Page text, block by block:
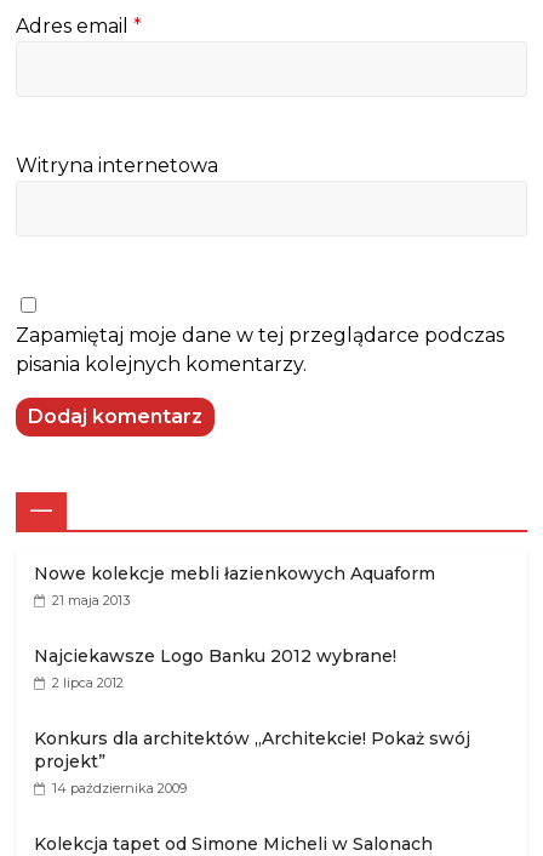
Adres email*
Witryna internetowa
Zapamiętaj moje dane w tej przeglądarce podczas
pisania kolejnych komentarzy.
—
Nowe kolekcje mebli łazienkowych Aquaform
21 maja 2013
Najciekawsze Logo Banku 2012 wybrane!
2 lipca 2012
Konkurs dla architektów „Architekcie! Pokaż swój
projekt”
14 października 2009
Kolekcja tapet od Simone Micheli w Salonach